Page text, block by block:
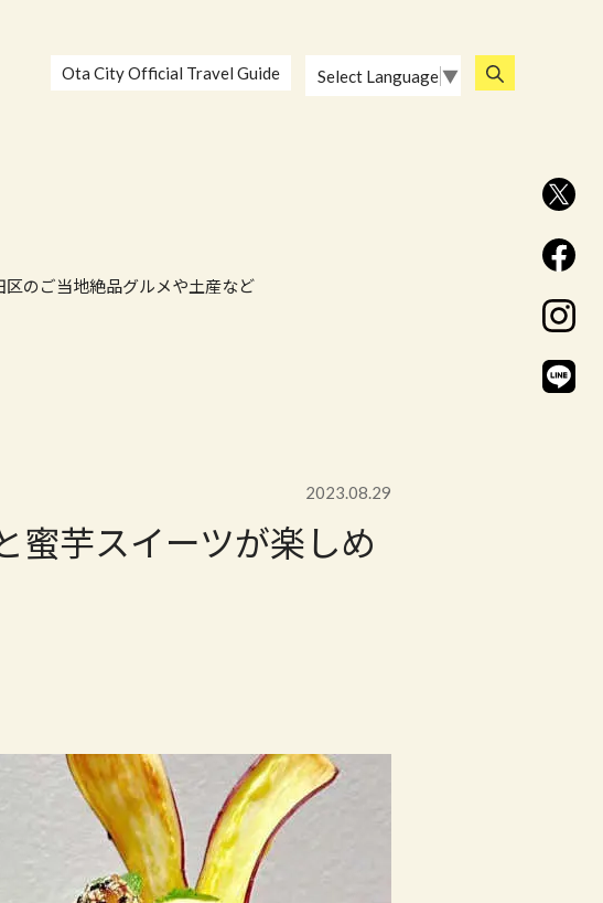
Ota City Official Travel Guide Select Language ▼
区のご当地絶品グルメや土産など
2023.08.29
蜜芋スイーツが楽しめ